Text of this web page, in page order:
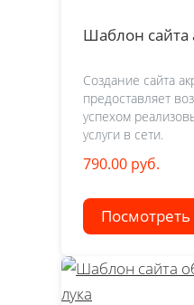
Шаблон сайта
Создание сайта
предоставляет
успехом
услуги в сети.
790.00 руб.
Посмотреть